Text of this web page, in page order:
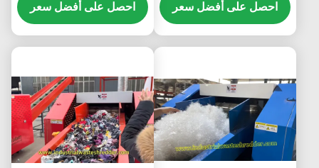
العالية السعة الكبيرة
احصل على أفضل سعر
التسوق كسارة سعة كبيرة
احصل على أفضل سعر